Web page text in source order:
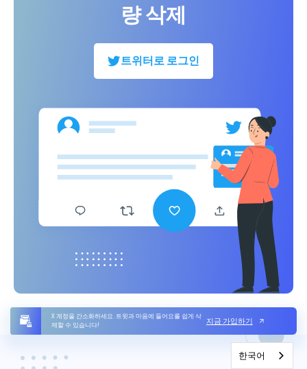
X 계정을 간소화하세요. 트윗과 마음에 들어요를 쉽게 삭
제할 수 있습니다!
지금 가입하기
량 삭제
트위터로 로그인
한국어